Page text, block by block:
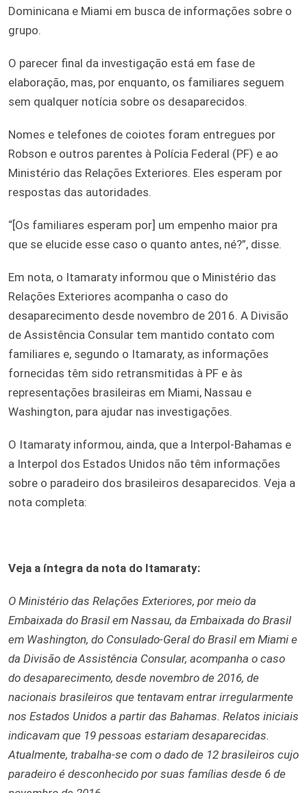
Dominicana e Miami em busca de informações sobre o
grupo.
O parecer final da investigação está em fase de
elaboração, mas, por enquanto, os familiares seguem
sem qualquer notícia sobre os desaparecidos.
Nomes e telefones de coiotes foram entregues por
Robson e outros parentes à Polícia Federal (PF) e ao
Ministério das Relações Exteriores. Eles esperam por
respostas das autoridades.
“[Os familiares esperam por] um empenho maior pra
que se elucide esse caso o quanto antes, né?”, disse.
Em nota, o Itamaraty informou que o Ministério das
Relações Exteriores acompanha o caso do
desaparecimento desde novembro de 2016. A Divisão
de Assistência Consular tem mantido contato com
familiares e, segundo o Itamaraty, as informações
fornecidas têm sido retransmitidas à PF e às
representações brasileiras em Miami, Nassau e
Washington, para ajudar nas investigações.
O Itamaraty informou, ainda, que a Interpol-Bahamas e
a Interpol dos Estados Unidos não têm informações
sobre o paradeiro dos brasileiros desaparecidos. Veja a
nota completa:
Veja a íntegra da nota do Itamaraty:
O Ministério das Relações Exteriores, por meio da
Embaixada do Brasil em Nassau, da Embaixada do Brasil
em Washington, do Consulado-Geral do Brasil em Miami e
da Divisão de Assistência Consular, acompanha o caso
do desaparecimento, desde novembro de 2016, de
nacionais brasileiros que tentavam entrar irregularmente
nos Estados Unidos a partir das Bahamas. Relatos iniciais
indicavam que 19 pessoas estariam desaparecidas.
Atualmente, trabalha-se com o dado de 12 brasileiros cujo
paradeiro é desconhecido por suas famílias desde 6 de